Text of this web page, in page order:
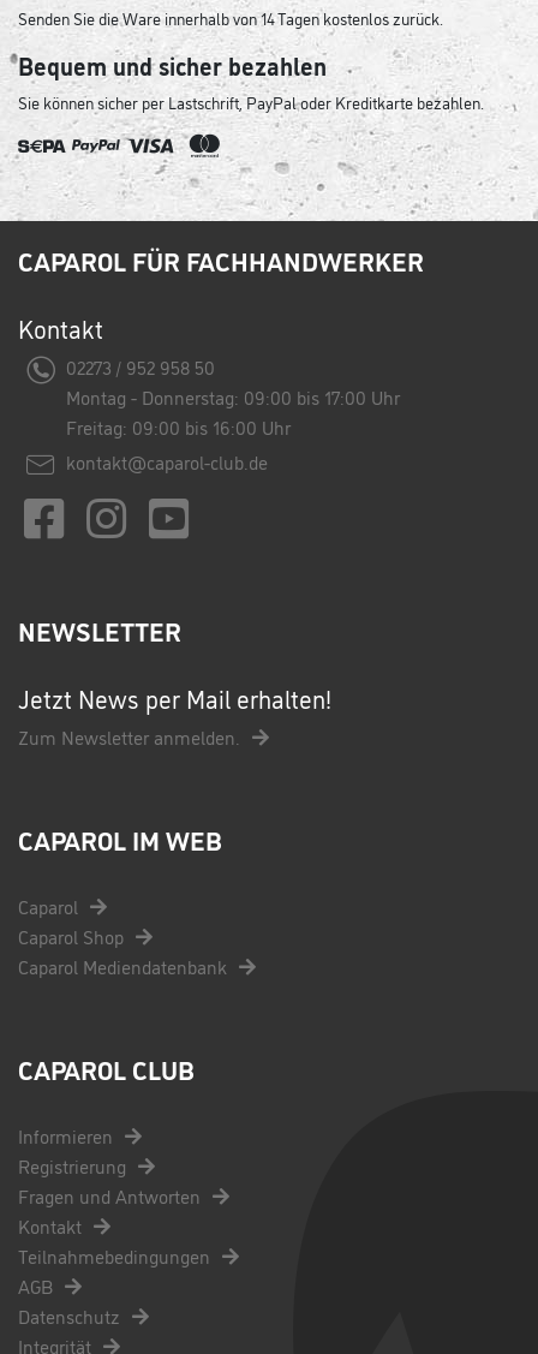
Senden Sie die Ware innerhalb von 14 Tagen kostenlos zurück.
Bequem und sicher bezahlen
Sie können sicher per Lastschrift, PayPal oder Kreditkarte bezahlen.
CAPAROL FÜR FACHHANDWERKER
Kontakt
02273 / 952 958 50
Montag - Donnerstag: 09:00 bis 17:00 Uhr
Freitag: 09:00 bis 16:00 Uhr
kontakt@caparol-club.de
NEWSLETTER
Jetzt News per Mail erhalten!
Zum Newsletter anmelden.
CAPAROL IM WEB
Caparol
Caparol Shop
Caparol Mediendatenbank
CAPAROL CLUB
Informieren
Registrierung
Fragen und Antworten
Kontakt
Teilnahmebedingungen
AGB
Datenschutz
Integrität